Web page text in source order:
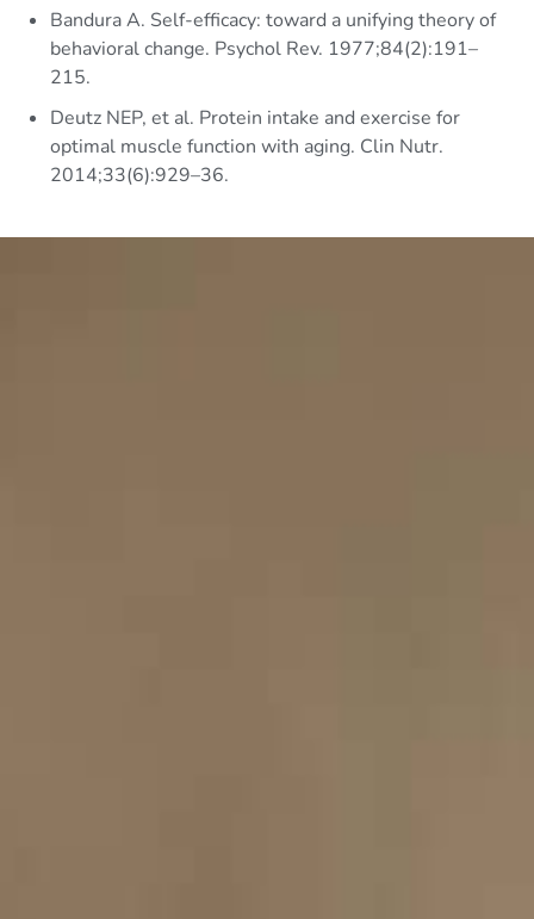
Bandura A. Self-efficacy: toward a unifying theory of
behavioral change. Psychol Rev. 1977;84(2):191–
215.
Deutz NEP, et al. Protein intake and exercise for
optimal muscle function with aging. Clin Nutr.
2014;33(6):929–36.